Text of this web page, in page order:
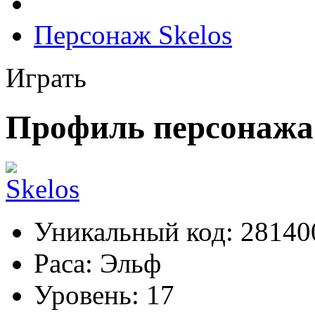
Персонаж Skelos
Играть
Профиль персонажа
Уникальный код:
Раса: Эльф
Уровень: 17